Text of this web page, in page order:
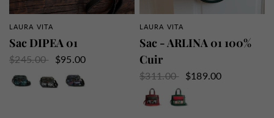
APERÇU RAPIDE
LAURA VITA
Sac DIPEA 01
$245.00
$95.00
APERÇU RAPIDE
LAURA VITA
Sac - ARLINA 01 100%
Cuir
$311.00
$189.00
Rouge
Vert